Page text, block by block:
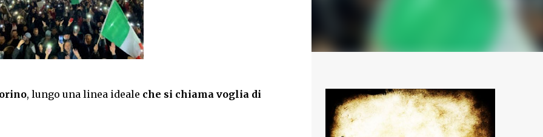
, lungo una linea ideale che si chiama voglia di